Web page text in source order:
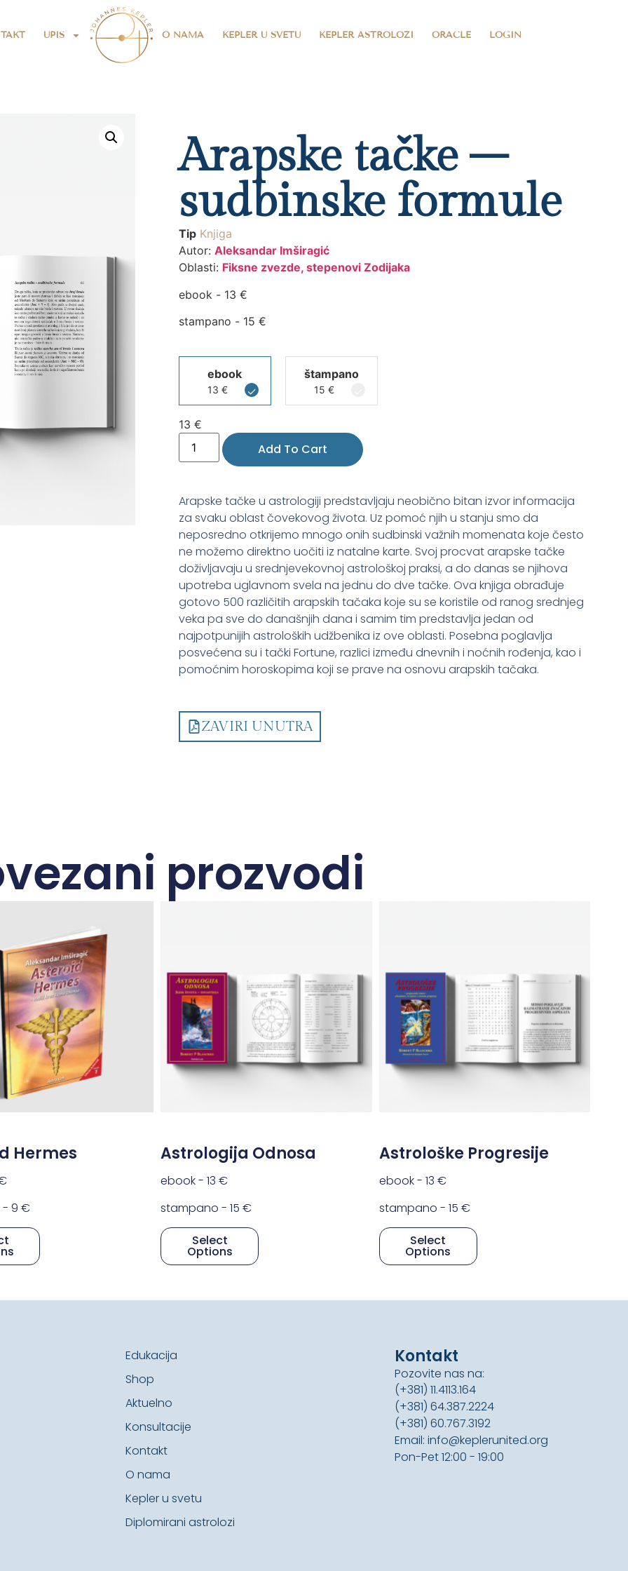
UPIS O NAMA KEPLER U SVETU KEPLER ASTROLOZI ORACLE LOGIN
Arapske tačke –
sudbinske formule
Tip Knjiga
Autor: Aleksandar Imširagić
Oblasti: Fiksne zvezde, stepenovi Zodijaka
ebook - 13 €
stampano - 15 €
ebook
13€
štampano
15€
13 €
Add To Cart
Arapske tačke u astrologiji predstavljaju neobično bitan izvor informacija
za svaku oblast čovekovog života. Uz pomoć njih u stanju smo da
neposredno otkrijemo mnogo onih sudbinski važnih momenata koje često
ne možemo direktno uočiti iz natalne karte. Svoj procvat arapske tačke
doživljavaju u srednjevekovnoj astrološkoj praksi, a do danas se njihova
upotreba uglavnom svela na jednu do dve tačke. Ova knjiga obrađuje
gotovo 500 različitih arapskih tačaka koje su se koristile od ranog srednjeg
veka pa sve do današnjih dana i samim tim predstavlja jedan od
najpotpunijih astroloških udžbenika iz ove oblasti. Posebna poglavlja
posvećena su i tački Fortune, razlici između dnevnih i noćnih rođenja, kao i
pomoćnim horoskopima koji se prave na osnovu arapskih tačaka.
ZAVIRI UNUTRA
prozvodi
Hermes
-9€
Astrologija Odnosa
ebook - 13 €
stampano - 15 €
Select
Options
Astrološke Progresije
ebook - 13 €
stampano - 15 €
Select
Options
Edukacija
Shop
Aktuelno
Konsultacije
Kontakt
O nama
Kepler u svetu
Diplomirani astrolozi
Kontakt
Pozovite nas na:
(+381) 11.4113.164
(+381) 64.387.2224
(+381) 60.767.3192
Email: info@keplerunited.org
Pon-Pet 12:00 - 19:00